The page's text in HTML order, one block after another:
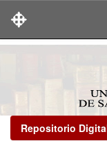
Repositorio